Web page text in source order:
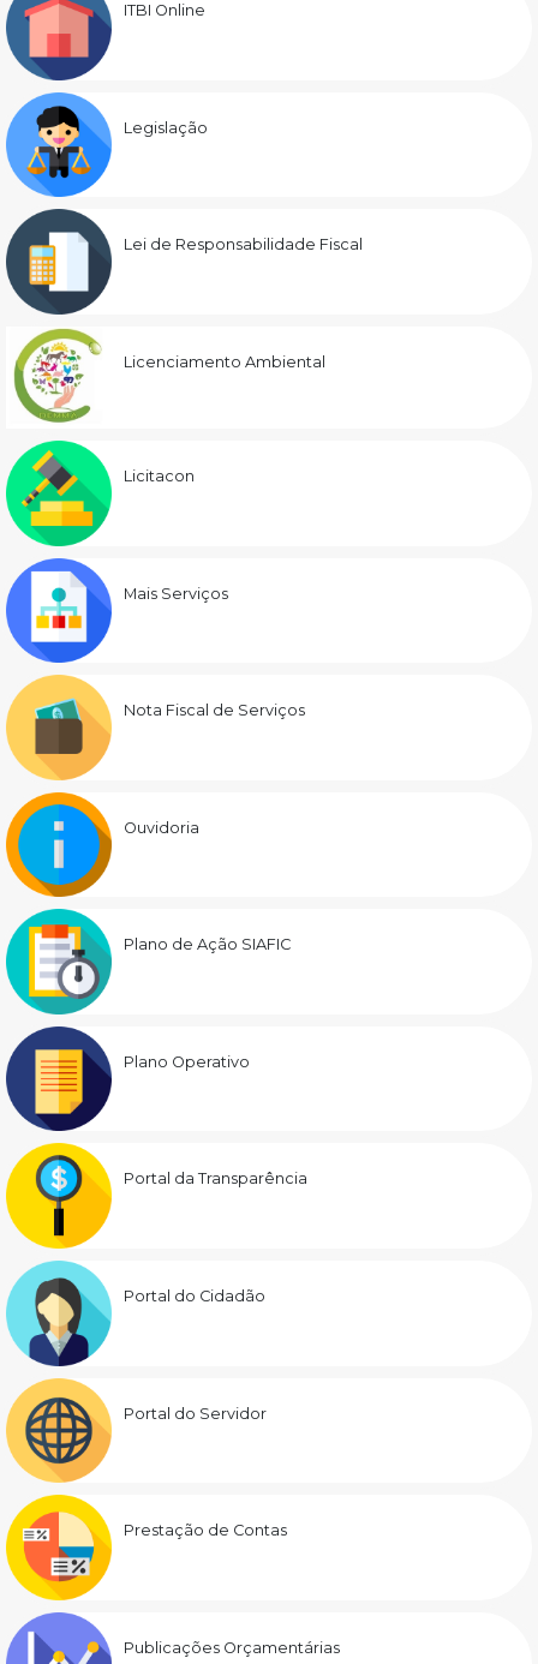
ITBI Online
Legislação
Lei de Responsabilidade Fiscal
Licenciamento Ambiental
Licitacon
Mais Serviços
Nota Fiscal de Serviços
Ouvidoria
Plano de Ação SIAFIC
Plano Operativo
Portal da Transparência
Portal do Cidadão
Portal do Servidor
Prestação de Contas
Publicações Orçamentárias